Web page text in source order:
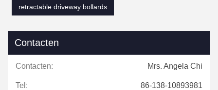
retractable driveway bollards
Contacten
Contacten: Mrs. Angela Chi
Tel: 86-138-10893981